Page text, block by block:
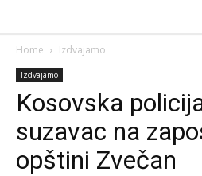
Home Izdvajamo
Izdvajamo
Kosovska
suzavac na
opštini Zvečan